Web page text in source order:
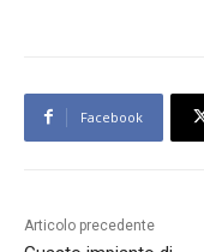
Facebook
Articolo precedente